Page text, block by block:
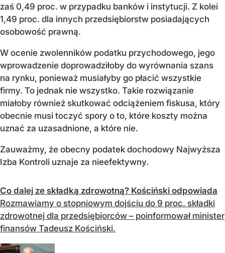
zaś 0,49 proc. w przypadku banków i instytucji. Z kolei
1,49 proc. dla innych przedsiębiorstw posiadających
osobowość prawną.
W ocenie zwolenników podatku przychodowego, jego
wprowadzenie doprowadziłoby do wyrównania szans
na rynku, ponieważ musiałyby go płacić wszystkie
firmy. To jednak nie wszystko. Takie rozwiązanie
miałoby również skutkować odciążeniem fiskusa, który
obecnie musi toczyć spory o to, które koszty można
uznać za uzasadnione, a które nie.
Zauważmy, że obecny podatek dochodowy Najwyższa
Izba Kontroli uznaje za nieefektywny.
Co dalej ze składką zdrowotną? Kościński odpowiada
Rozmawiamy o stopniowym dojściu do 9 proc. składki
zdrowotnej dla przedsiębiorców – poinformował minister
finansów Tadeusz Kościński.